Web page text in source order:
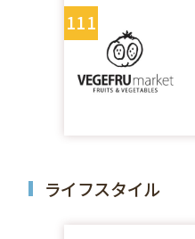
111
ライフスタイル